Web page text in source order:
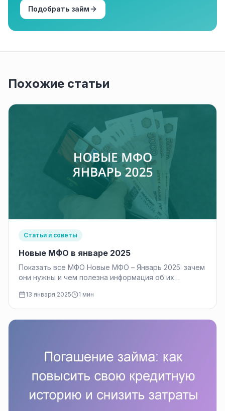
Подобрать займ
Похожие статьи
Статьи и советы
Новые МФО в январе 2025
Показать все МФО Новые МФО – Январь 2025: зачем
они нужны и чем полезна информация об их
13 января 2025 1 мин